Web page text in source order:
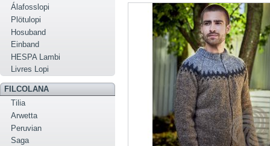
Álafosslopi
Plötulopi
Hosuband
Einband
HESPA Lambi
Livres Lopi
FILCOLANA
Tilia
Arwetta
Peruvian
Saga